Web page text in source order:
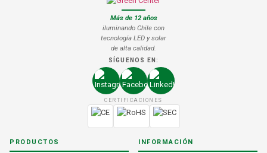
Más de 12 años
iluminando Chile con
tecnología LED y solar
de alta calidad.
SÍGUENOS EN:
CERTIFICACIONES
PRODUCTOS INFORMACIÓN